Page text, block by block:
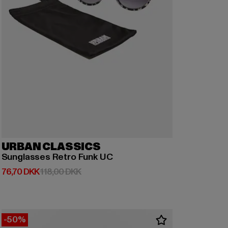
URBAN CLASSICS
Sunglasses Retro Funk UC
76,70 DKK
Nuværende pris: 76,70 DKK
118,00 DKKKampagnepris: 118,00 DKK
-50%